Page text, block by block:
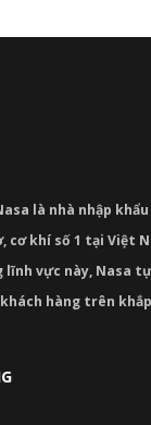
là nhà nhập
cơ khí số 1 tại Việt
lĩnh vực này, Nasa
hàng trên